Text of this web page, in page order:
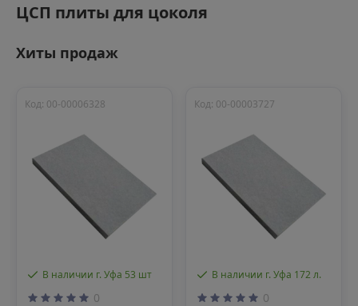
ЦСП плиты для цоколя
Хиты продаж
В наличии г. Уфа 53 шт
Код: 00-00006328
0
В наличии г. Уфа 172 л.
Код: 00-00003727
0